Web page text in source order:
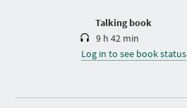
Talking book
9 h 42 min
Log in to see book status
D